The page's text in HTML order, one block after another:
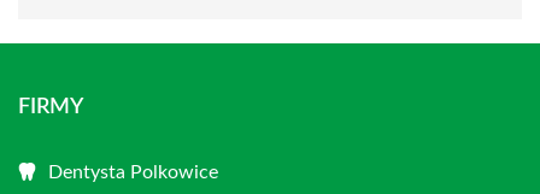
FIRMY
Dentysta Polkowice